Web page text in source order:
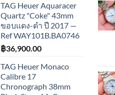
TAG Heuer Aquaracer
Quartz "Coke" 43mm
ขอบแดง-ดำ ปี 2017 —
Ref WAY101B.BA0746
฿36,900.00
TAG Heuer Monaco
Calibre 17
Chronograph 38mm